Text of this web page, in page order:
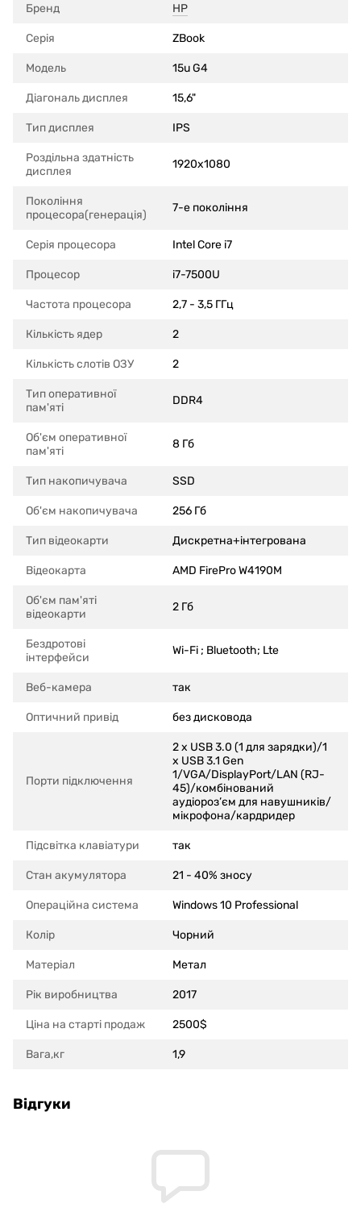
Бренд HP
Серія ZBook
Модель 15u G4
Діагональ дисплея 15,6"
Тип дисплея IPS
Роздільна здатність
дисплея
1920x1080
Покоління
процесора(генерація)
7-е покоління
Серія процесора Intel Core i7
Процесор i7-7500U
Частота процесора 2,7 - 3,5 ГГц
Кількість ядер 2
Кількість слотів ОЗУ 2
Тип оперативної
пам'яті
DDR4
Об'єм оперативної
пам'яті
8 Гб
Тип накопичувача SSD
Об'єм накопичувача 256 Гб
Тип відеокарти Дискретна+інтегрована
Відеокарта AMD FirePro W4190M
Об'єм пам'яті
відеокарти
2 Гб
Бездротові
інтерфейси
Wi-Fi ; Bluetooth; Lte
Веб-камера так
Оптичний привід без дисковода
Порти підключення
2 x USB 3.0 (1 для зарядки)/1
x USB 3.1 Gen
1/VGA/DisplayPort/LAN (RJ-
45)/комбінований
аудіороз’єм для навушників/
мікрофона/кардридер
Підсвітка клавіатури так
Стан акумулятора 21 - 40% зносу
Операційна система Windows 10 Professional
Колір Чорний
Матеріал Метал
Рік виробництва 2017
Ціна на старті продаж 2500$
Вага,кг 1,9
Відгуки